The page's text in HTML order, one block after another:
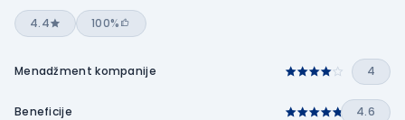
4.4 100%
Menadžment kompanije 4
Beneficije 4.6